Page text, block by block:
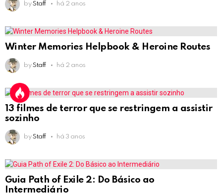
by Staff há 2 anos
Winter Memories Helpbook & Heroine Routes
by Staff há 2 anos
13 filmes de terror que se restringem a assistir
sozinho
by Staff há 3 anos
Guia Path of Exile 2: Do Básico ao
Intermediário